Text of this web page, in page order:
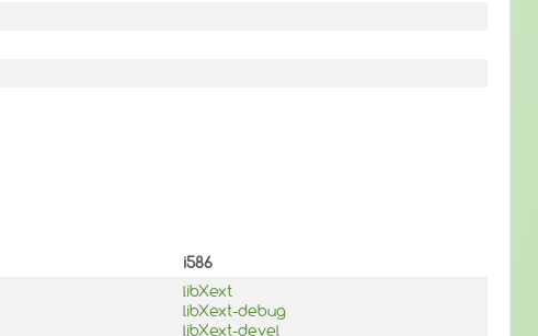
i586
libXext
libXext-debug
libXext-devel